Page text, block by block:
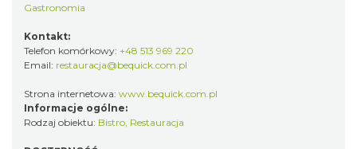
Gastronomia
Kontakt:
Telefon komórkowy: +48 513 969 220
Email: restauracja@bequick.com.pl
Strona internetowa: www.bequick.com.pl
Informacje ogólne:
Rodzaj obiektu: Bistro Restauracja